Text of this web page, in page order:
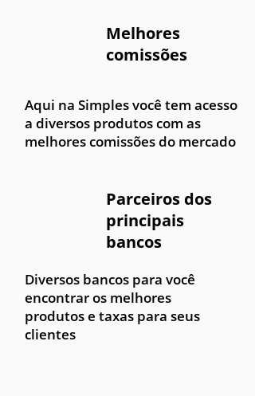
Melhores
comissões
Aqui na Simples você tem acesso
a diversos produtos com as
melhores comissões do mercado
Parceiros dos
principais
bancos
Diversos bancos para você
encontrar os melhores
produtos e taxas para seus
clientes